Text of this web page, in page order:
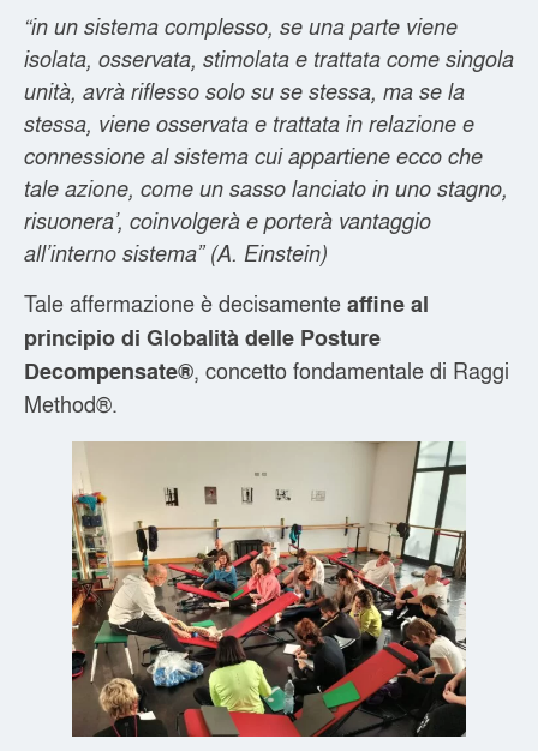
“in un sistema complesso, se una parte viene
isolata, osservata, stimolata e trattata come singola
unità, avrà riflesso solo su se stessa, ma se la
stessa, viene osservata e trattata in relazione e
connessione al sistema cui appartiene ecco che
tale azione, come un sasso lanciato in uno stagno,
risuonera’, coinvolgerà e porterà vantaggio
all’interno sistema” (A. Einstein)
Tale affermazione è decisamenteaffine al
principio di Globalità delle Posture
Decompensate®, concetto fondamentale di Raggi
Method®.